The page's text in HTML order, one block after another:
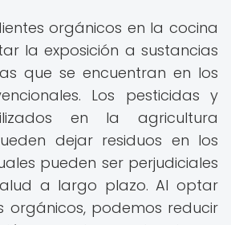
orgánicos en la cocina
la exposición a sustancias
que se encuentran en los
Los pesticidas y
en la agricultura
dejar residuos en los
pueden ser perjudiciales
a largo plazo. Al optar
orgánicos, podemos reducir